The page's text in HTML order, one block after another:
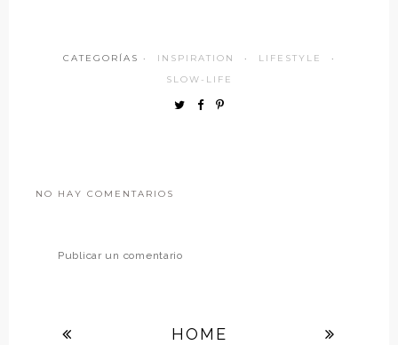
CATEGORÍAS · INSPIRATION · LIFESTYLE
·
SLOW-LIFE
NO HAY COMENTARIOS
Publicar un comentario
HOME